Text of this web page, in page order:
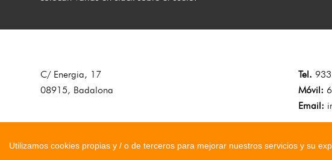
C/ Energia, 17
08915, Badalona
Tel. 933
Móvil:
Email:
Utilizamos cookies propias y / o de terceros para mejorar nuestros servicios y su